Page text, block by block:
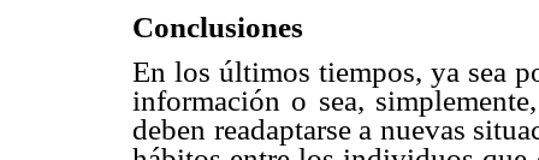
Conclusiones
En los últimos tiempos, ya sea
información o sea,
deben readaptarse a nuevas